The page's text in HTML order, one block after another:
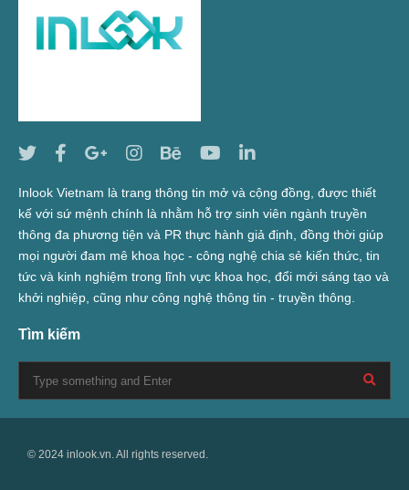
Inlook Vietnam là trang thông tin mở và cộng đồng, được thiết
kế với sứ mệnh chính là nhằm hỗ trợ sinh viên ngành truyền
thông đa phương tiện và PR thực hành giả định, đồng thời giúp
mọi người đam mê khoa học - công nghệ chia sẻ kiến thức, tin
tức và kinh nghiệm trong lĩnh vực khoa học, đổi mới sáng tạo và
khởi nghiệp, cũng như công nghệ thông tin - truyền thông.
Tìm kiếm
© 2024 inlook.vn. All rights reserved.